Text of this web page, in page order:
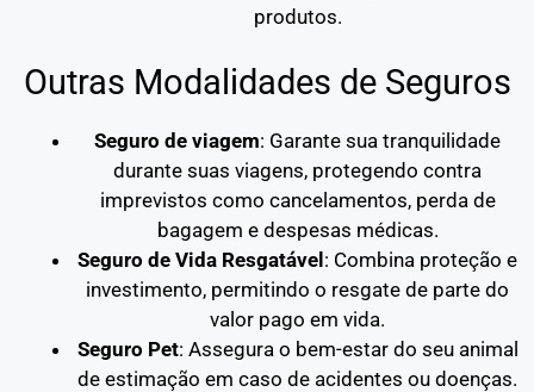
produtos.
Outras Modalidades de Seguros
Seguro de viagem: Garante sua tranquilidade
durante suas viagens, protegendo contra
imprevistos como cancelamentos, perda de
bagagem e despesas médicas.
Seguro de Vida Resgatável : Combina proteção e
investimento, permitindo o resgate de parte do
valor pago em vida.
Seguro Pet: Assegura o bem-estar do seu animal
de estimação em caso de acidentes ou doenças.